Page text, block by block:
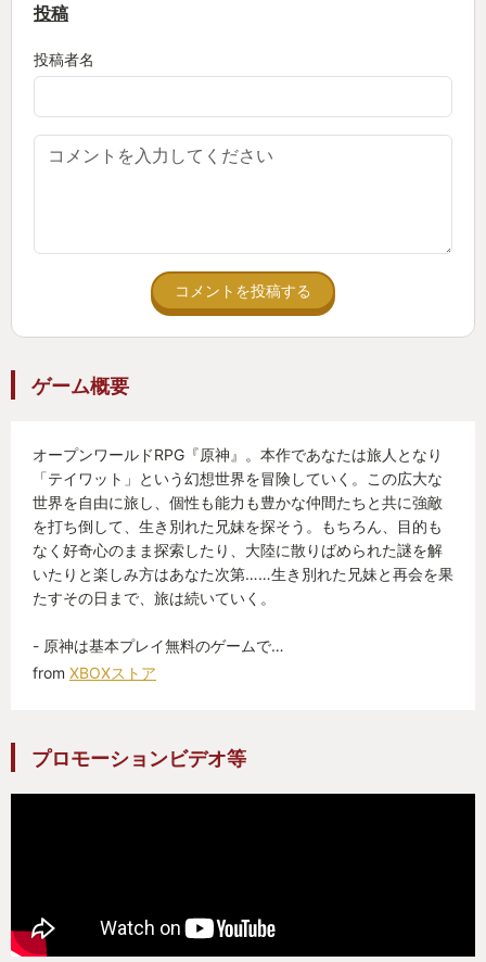
投稿
投稿者名
コメントを投稿する
ゲーム概要
オープンワールドRPG『原神』。本作であなたは旅人となり
「テイワット」という幻想世界を冒険していく。この広大な
世界を自由に旅し、個性も能力も豊かな仲間たちと共に強敵
を打ち倒して、生き別れた兄妹を探そう。もちろん、目的も
なく好奇心のまま探索したり、大陸に散りばめられた謎を解
いたりと楽しみ方はあなた次第……生き別れた兄妹と再会を果
たすその日まで、旅は続いていく。
- 原神は基本プレイ無料のゲームで…
from XBOXストア
プロモーションビデオ等